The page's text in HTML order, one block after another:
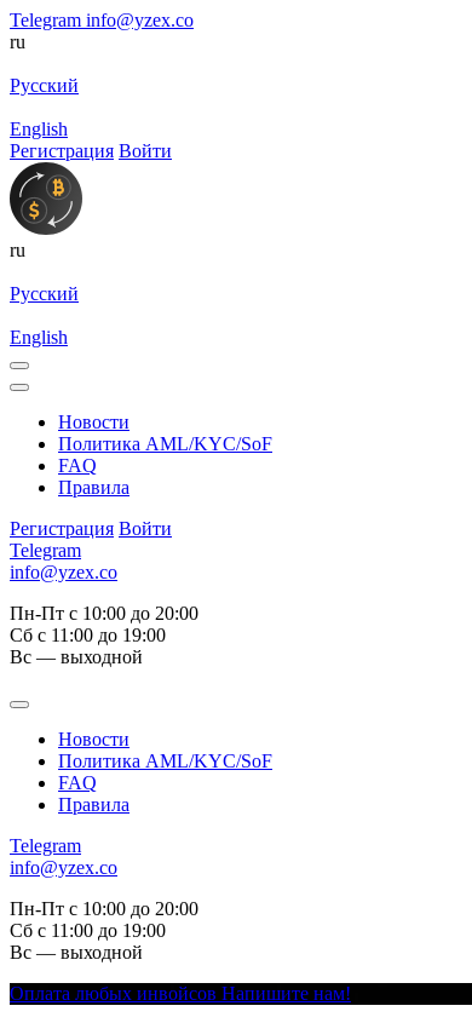
Telegram info@yzex.co
ru
Русский
English
Регистрация Войти
ru
Русский
English
Новости
Политика AML/KYC/SoF
FAQ
Правила
Регистрация Войти
Telegram
info@yzex.co
Пн-Пт с 10:00 до 20:00
Сб с 11:00 до 19:00
Вс — выходной
Новости
Политика AML/KYC/SoF
FAQ
Правила
Telegram
info@yzex.co
Пн-Пт с 10:00 до 20:00
Сб с 11:00 до 19:00
Вс — выходной
Оплата любых инвойсов Напишите нам!